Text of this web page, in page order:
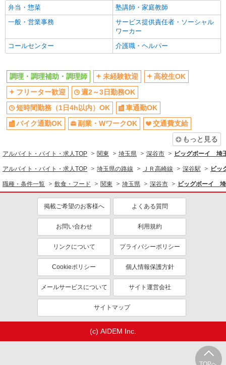
埼玉県深谷市常盤町１９
パート
特別支援学校の調理補助
時給1,300円 ※詳細は面接の際にご説明いたし
ます 【試用期間】 試用期間：有（2ヶ月） 試用期
間中の労働条件：変更なし
埼玉県深谷市本田50
詳細を見る
アルバイト パート
ジョイフーズ 花園店
［1］9-17時 時給1141円 ［2］17-22時 時給
1141円 ［3］22-翌5時 時給1427円 ［4］5-9時
時給1141円 日祝＋100円
埼玉県深谷市小前田2567
キープ 詳細を見る
アルバイト パート
ジョイフーズ 花園店
食品スーパーでの精肉スタッフ
［1］9-17時 時給1141円 ［2］17-22時 時給
1141円 ［3］22-翌5時 時給1427円 ［4］5-9時
時給1141円 日祝＋100円
同じ職種から求人を探す
飲食・フード
調理・調理補助・調理師
未経験歓迎
高校生OK
週2～3日勤務OK
短時間勤務（1日4h以内）OK
車通勤OK
副業・WワークOK
交通費支給
社会保険あり
弁当・惣菜
塾講師・家庭教師
一般・営業事務
サービス提供責任者・ソーシャル
ワーカー
コールセンター
介護職・ヘルパー
調理・調理補助・調理師 未経験歓迎
高校生OK
フリーター歓迎
週2～3日勤務OK
短時間勤務（1日4h以内）OK
車通勤OK
バイク通勤OK
副業・WワークOK
交通費支給
もっと見る
アルバイト・バイト・求人TOP 関東 埼玉県 深谷市 ビッグボーイ 埼
アルバイト・バイト・求人TOP 埼玉県の路線 ＪＲ高崎線 深谷駅 ビッ
職種・条件一覧 飲食・フード 関東 埼玉県 深谷市 ビッグボーイ
掲載ご希望のお客様へ よくある質問
お問い合わせ 利用規約
リンクについて プライバシーポリシー
Cookieポリシー 個人情報保護方針
メールサービスについて サイト運営会社
サイトマップ
(c) AIDEM Inc.